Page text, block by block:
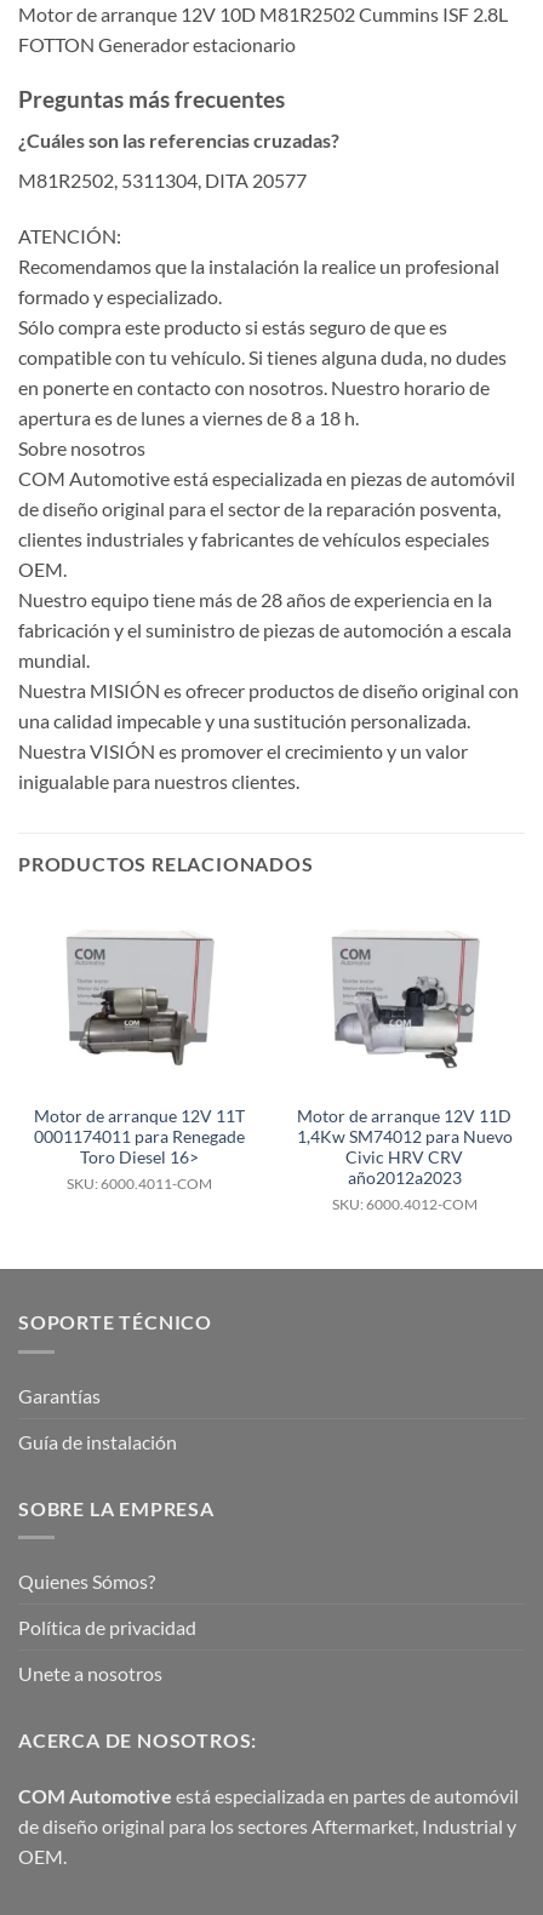
Motor de arranque 12V 10D M81R2502 Cummins ISF 2.8L
FOTTON Generador estacionario
Preguntas más frecuentes
¿Cuáles son las referencias cruzadas?
M81R2502, 5311304, DITA 20577
ATENCIÓN:
Recomendamos que la instalación la realice un profesional
formado y especializado.
Sólo compra este producto si estás seguro de que es
compatible con tu vehículo. Si tienes alguna duda, no dudes
en ponerte en contacto con nosotros. Nuestro horario de
apertura es de lunes a viernes de 8 a 18 h.
Sobre nosotros
COM Automotive está especializada en piezas de automóvil
de diseño original para el sector de la reparación posventa,
clientes industriales y fabricantes de vehículos especiales
OEM.
Nuestro equipo tiene más de 28 años de experiencia en la
fabricación y el suministro de piezas de automoción a escala
mundial.
Nuestra MISIÓN es ofrecer productos de diseño original con
una calidad impecable y una sustitución personalizada.
Nuestra VISIÓN es promover el crecimiento y un valor
inigualable para nuestros clientes.
PRODUCTOS RELACIONADOS
Motor de arranque 12V 11T
0001174011 para Renegade
Toro Diesel 16>
SKU: 6000.4011-COM
Motor de arranque 12V 11D
1,4Kw SM74012 para Nuevo
Civic HRV CRV
año2012a2023
SKU: 6000.4012-COM
SOPORTE TÉCNICO
Garantías
Guía de instalación
SOBRE LA EMPRESA
Quienes Sómos?
Política de privacidad
Unete a nosotros
ACERCA DE NOSOTROS:
COM Automotive está especializada en partes de automóvil
de diseño original para los sectores Aftermarket, Industrial y
OEM.